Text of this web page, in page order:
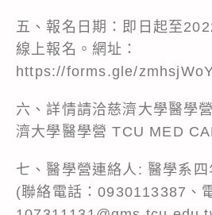
五、報名日期：即日起至
線上報名。網址：
https://forms.gle/
六、詳情請洽慈濟大學醫學
濟大學醫學營 TCU MED
七、醫學營連絡人: 醫學系
(聯絡電話：0930113387、